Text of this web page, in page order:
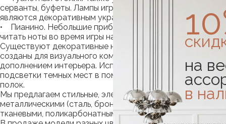
серванты, буфеты. Лампы играют практическую роль и
являются декоративным украшением.
• Пианино. Небольшие приборы освещения помогают
читать ноты во время игры на музыкальном инструменте.
Существуют декоративные настольные лампы. Они
созданы для визуального комфорта, служат прекрасным
дополнением интерьера. Используются в качестве
подсветки темных мест в помещении, к примеру, книжных
полок.
Мы предлагаем стильные, элегантные настольные лампы с
металлическими (сталь, бронза, алюминий), стеклянными,
тканевыми, поликарбонатными, картонными абажурами.
на
в